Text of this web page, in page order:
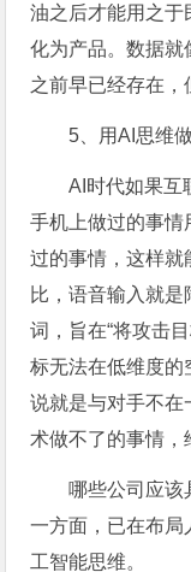
油之后才能用之于
化为产品。数据就
之前早已经存在，
5、用AI思维
AI时代如果互
手机上做过的事情
过的事情，这样就
比，语音输入就是
词，旨在“将攻击
标无法在低维度的
说就是与对手不在
术做不了的事情，
哪些公司应该
一方面，已在布局
工智能思维。